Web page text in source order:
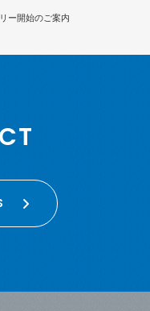
ー開始のご案内